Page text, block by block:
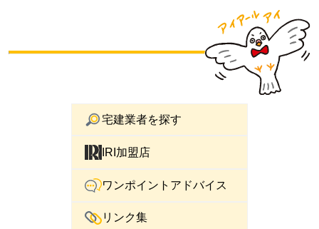
宅建業者を探す
IRI加盟店
ワンポイントアドバイス
リンク集